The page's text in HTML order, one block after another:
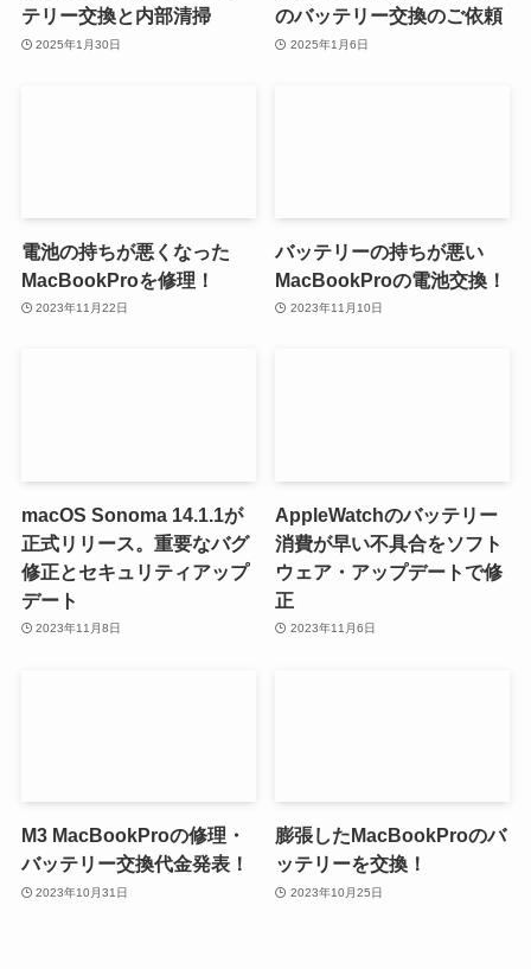
テリー交換と内部清掃
2025年1月30日
のバッテリー交換のご依頼
2025年1月6日
電池の持ちが悪くなった
MacBookProを修理！
2023年11月22日
バッテリーの持ちが悪い
MacBookProの電池交換！
2023年11月10日
macOS Sonoma 14.1.1が
正式リリース。重要なバグ
修正とセキュリティアップ
デート
2023年11月8日
AppleWatchのバッテリー
消費が早い不具合をソフト
ウェア・アップデートで修
正
2023年11月6日
M3 MacBookProの修理・
バッテリー交換代金発表！
2023年10月31日
膨張したMacBookProのバ
ッテリーを交換！
2023年10月25日